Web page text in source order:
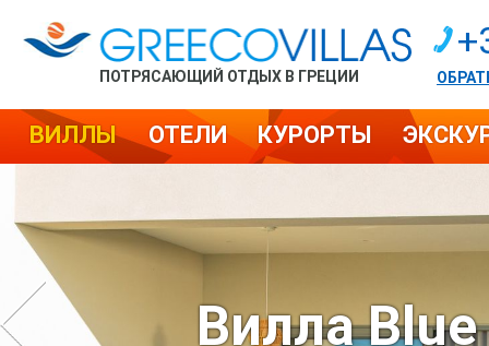
ПОТРЯСАЮЩИЙ ОТДЫХ В ГРЕЦИИ
ВИЛЛЫ ОТЕЛИ КУРОРТЫ
Вилла Blue